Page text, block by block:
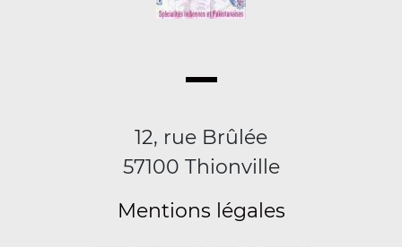
12, rue Brûlée
57100 Thionville
Mentions légales